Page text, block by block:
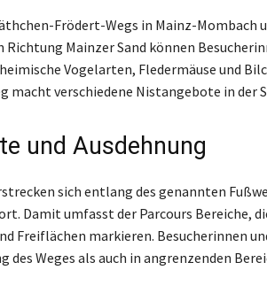
Frödert-Wegs in Mainz-Mombach
Mainzer Sand können
Vogelarten, Fledermäuse und
macht verschiedene Nistangebote in der
und Ausdehnung
sich entlang des genannten
Damit umfasst der Parcours Bereiche,
Freiflächen markieren. Besucherinnen
des Weges als auch in angrenzenden